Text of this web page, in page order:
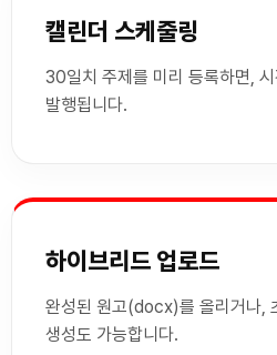
캘린더 스케줄링
30일치 주제를 미리 등록하면,
발행됩니다.
하이브리드 업로드
완성된 원고(docx)를 올리거나,
생성도 가능합니다.